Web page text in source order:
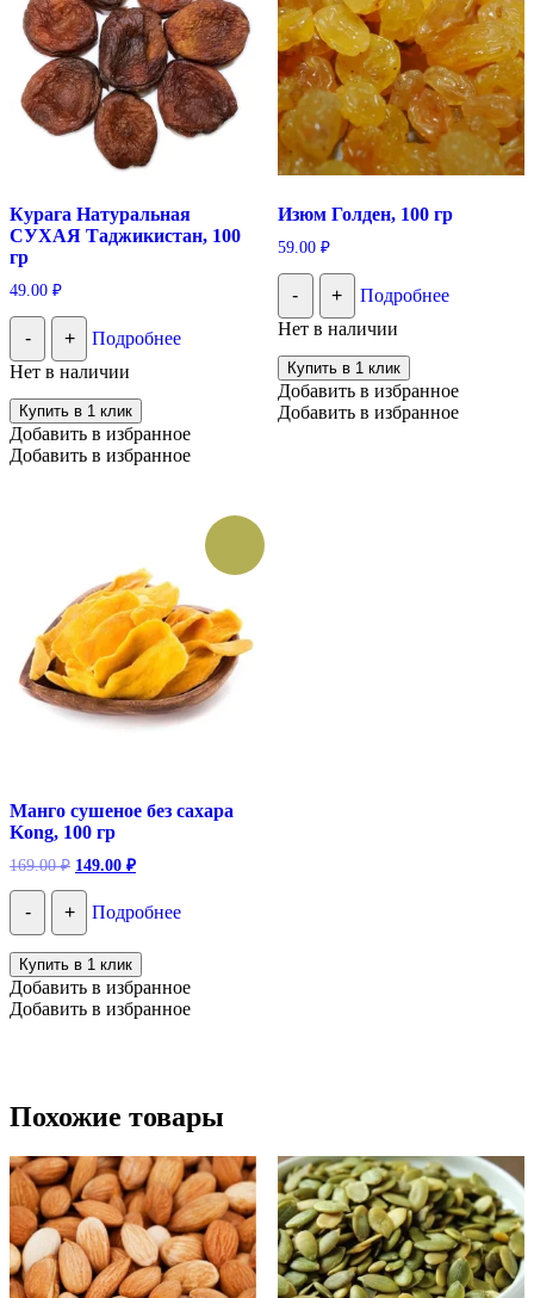
Курага Натуральная
СУХАЯ Таджикистан, 100
гр
49.00 ₽
- +
Подробнее
Нет в наличии
Купить в 1 клик
Добавить в избранное
Добавить в избранное
Изюм Голден, 100 гр
59.00 ₽
- +
Подробнее
Нет в наличии
Купить в 1 клик
Добавить в избранное
Добавить в избранное
Манго сушеное без сахара
Kong, 100 гр
169.00₽ Первоначальная
цена
составляла
169.00 ₽.
149.00 ₽Текущая
цена:
149.00 ₽.
- + Подробнее
Купить в 1 клик
Добавить в избранное
Добавить в избранное
Похожие товары